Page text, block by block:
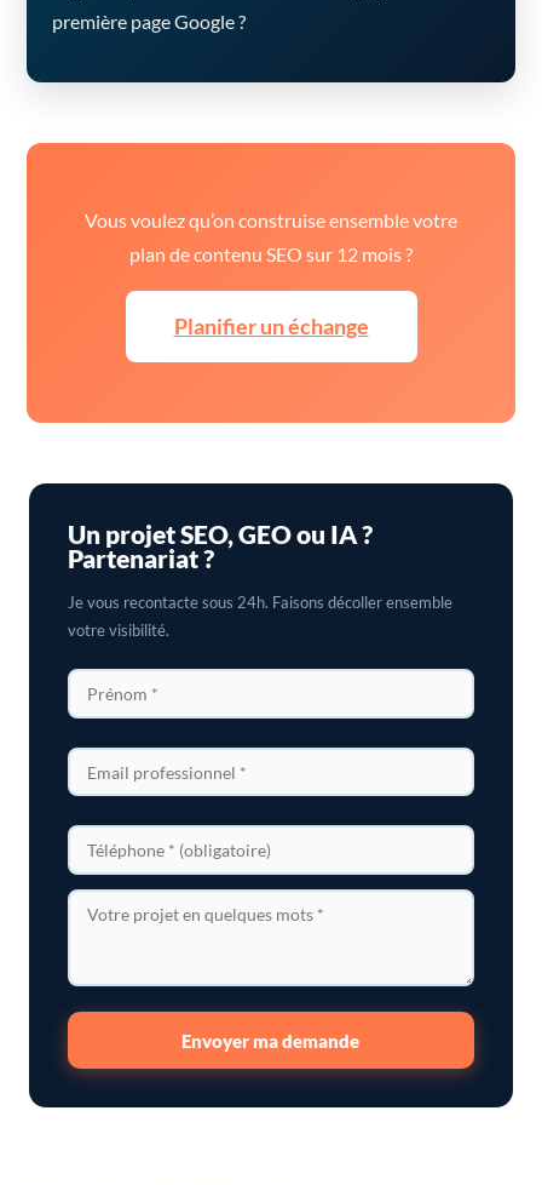
première page Google ?
Vous voulez qu’on construise ensemble votre
plan de contenu SEO sur 12 mois ?
Planifier un échange
Un projet SEO, GEO ou IA ?
Partenariat ?
Je vous recontacte sous 24h. Faisons décoller ensemble
votre visibilité.
Envoyer ma demande